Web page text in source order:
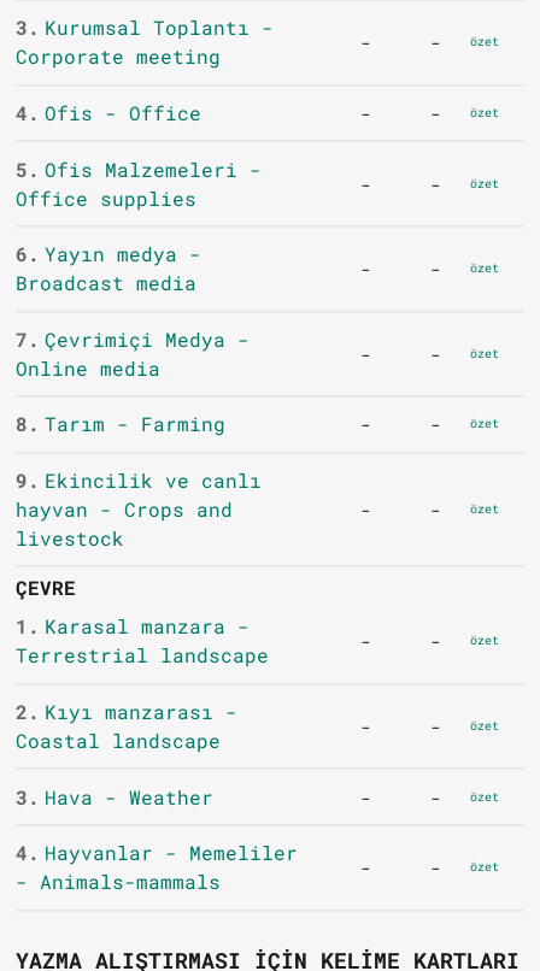
3. Kurumsal Toplantı -
Corporate meeting
- - özet
4. Ofis - Office - - özet
5. Ofis Malzemeleri -
Office supplies
- - özet
6. Yayın medya -
Broadcast media
- - özet
7. Çevrimiçi Medya -
Online media
- - özet
8. Tarım - Farming - - özet
9. Ekincilik ve canlı
hayvan - Crops and
livestock
- - özet
ÇEVRE
1. Karasal manzara -
Terrestrial landscape
- - özet
2. Kıyı manzarası -
Coastal landscape
- - özet
3. Hava - Weather - - özet
4. Hayvanlar - Memeliler
- Animals-mammals
- - özet
YAZMA ALIŞTIRMASI IÇIN KELIME KARTLARI